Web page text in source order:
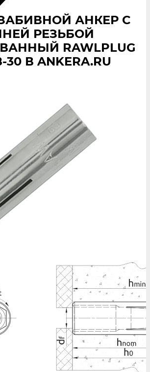
АНКЕР С
РЕЗЬБОЙ
RAWLPLUG
30 В ANKERA.RU